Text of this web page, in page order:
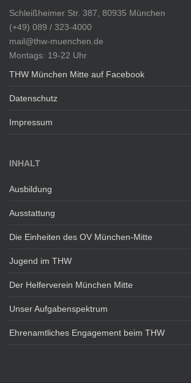
Schleißheimer Str. 387, 80935 München
(+49) 089 / 323-4000
mail@thw-muenchen.de
Montags: 19-22 Uhr
THW München Mitte auf Facebook
Datenschutz
Impressum
INHALT
Ausbildung
Ausstattung
Die Einheiten des OV München-Mitte
Jugend im THW
Der Helferverein München Mitte
Unser Aufgabenspektrum
Ehrenamtliches Engagement beim THW